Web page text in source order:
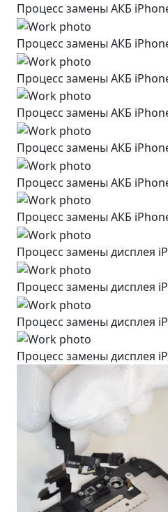
Процесс замены АКБ
Процесс замены АКБ
Процесс замены АКБ
Процесс замены АКБ
Процесс замены АКБ
Процесс замены АКБ
Процесс замены АКБ
Процесс замены дисплея
Процесс замены дисплея
Процесс замены дисплея
Процесс замены дисплея